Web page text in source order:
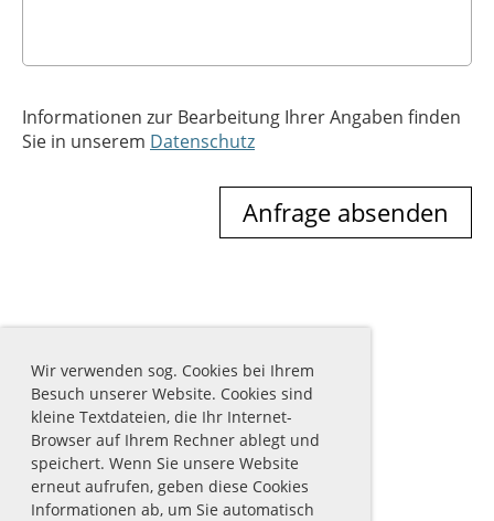
Wir verwenden sog. Cookies bei Ihrem
Besuch unserer Website. Cookies sind
kleine Textdateien, die Ihr Internet-
Browser auf Ihrem Rechner ablegt und
speichert. Wenn Sie unsere Website
erneut aufrufen, geben diese Cookies
Informationen ab, um Sie automatisch
Informationen zur Bearbeitung Ihrer Angaben finden
Sie in unserem Datenschutz